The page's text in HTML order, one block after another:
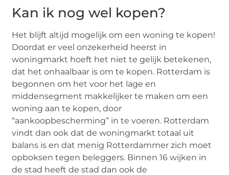
Kan ik nog wel kopen?
Het blijft altijd mogelijk om een woning te kopen!
Doordat er veel onzekerheid heerst in
woningmarkt hoeft het niet te gelijk betekenen,
dat het onhaalbaar is om te kopen. Rotterdam is
begonnen om het voor het lage en
middensegment makkelijker te maken om een
woning aan te kopen, door
“aankoopbescherming” in te voeren. Rotterdam
vindt dan ook dat de woningmarkt totaal uit
balans is en dat menig Rotterdammer zich moet
opboksen tegen beleggers. Binnen 16 wijken in
de stad heeft de stad dan ook de